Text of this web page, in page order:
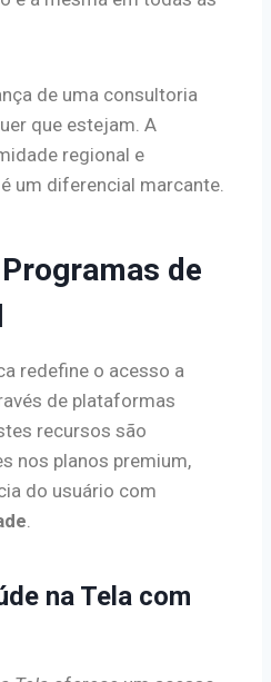
de uma consultoria
que estejam. A
regional e
um diferencial marcante.
de
redefine o acesso a
de plataformas
recursos são
nos planos premium,
do usuário com
.
na Tela com